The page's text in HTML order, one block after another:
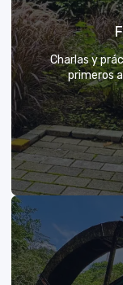
Tú eliges el
Charlas y
primeros